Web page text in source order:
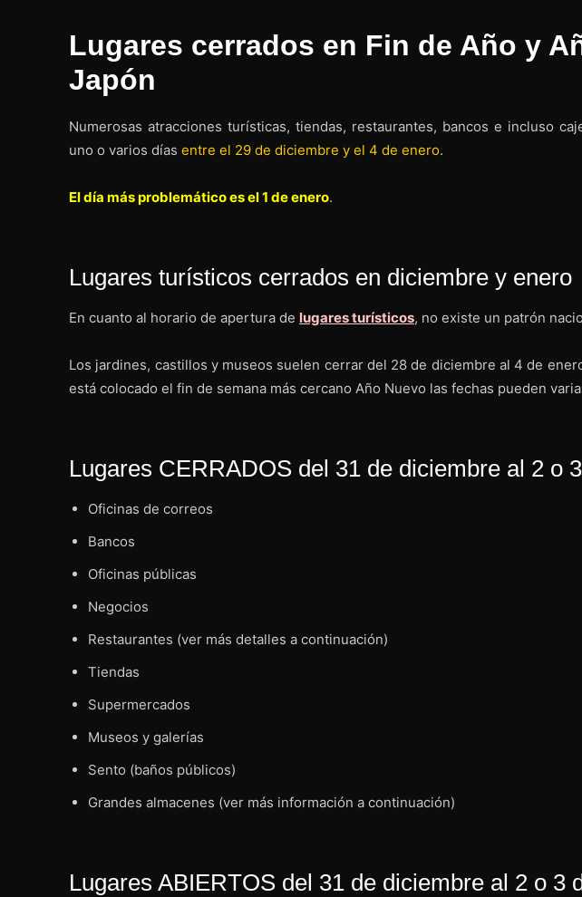
Lugares cerrados en Fin de Año y
Japón
Numerosas atracciones turísticas, tiendas, restaurantes, bancos e incluso
uno o varios días entre el 29 de diciembre y el 4 de enero.
El día más problemático es el 1 de enero.
Lugares turísticos cerrados en diciembre y enero
En cuanto al horario de apertura de lugares turísticos, no existe un patrón
Los jardines, castillos y museos suelen cerrar del 28 de diciembre al 4 de
está colocado el fin de semana más cercano Año Nuevo las fechas pueden
Lugares CERRADOS del 31 de diciembre al 2 o
Oficinas de correos
Bancos
Oficinas públicas
Negocios
Restaurantes (ver más detalles a continuación)
Tiendas
Supermercados
Museos y galerías
Sento (baños públicos)
Grandes almacenes (ver más información a continuación)
Lugares ABIERTOS del 31 de diciembre al 2 o 3